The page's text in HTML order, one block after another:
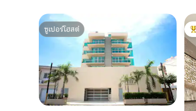
ซูเปอร์โฮสต์
ซูเปอร์โฮสต์